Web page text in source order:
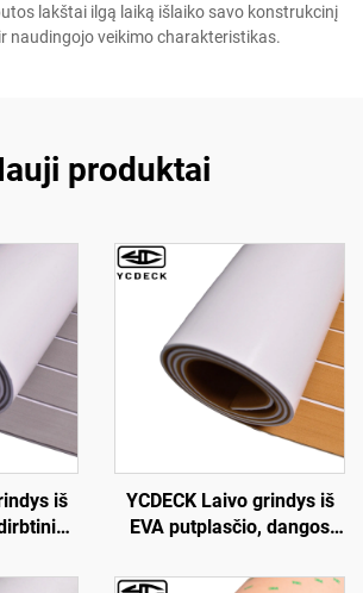
lakštai ilgą laiką išlaiko savo konstrukcinį
naudingojo veikimo charakteristikas.
produktai
iš
YCDECK Laivo grindys iš
EVA putplasčio, dangos
jūrinis kilimėlis, jūrinis